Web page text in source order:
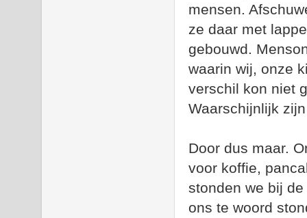
mensen.
ze daar met
gebouwd.
waarin wij, onze
verschil kon niet
Waarschijnlijk
Door dus maar.
voor koffie,
stonden we bij
ons te woord